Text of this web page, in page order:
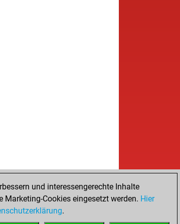
und interessengerechte Inhalte
Cookies eingesetzt werden. Hier
.